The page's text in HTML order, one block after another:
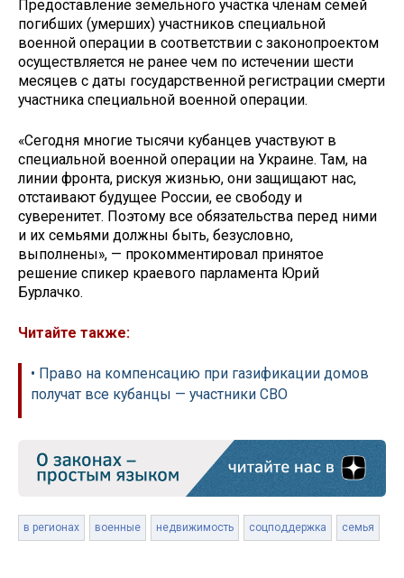
Предоставление земельного участка членам семей
погибших (умерших) участников специальной
военной операции в соответствии с законопроектом
осуществляется не ранее чем по истечении шести
месяцев с даты государственной регистрации смерти
участника специальной военной операции.
«Сегодня многие тысячи кубанцев участвуют в
специальной военной операции на Украине. Там, на
линии фронта, рискуя жизнью, они защищают нас,
отстаивают будущее России, ее свободу и
суверенитет. Поэтому все обязательства перед ними
и их семьями должны быть, безусловно,
выполнены», — прокомментировал принятое
решение спикер краевого парламента Юрий
Бурлачко.
Читайте также:
• Право на компенсацию при газификации домов
получат все кубанцы — участники СВО
в регионах военные недвижимость соцподдержка семья